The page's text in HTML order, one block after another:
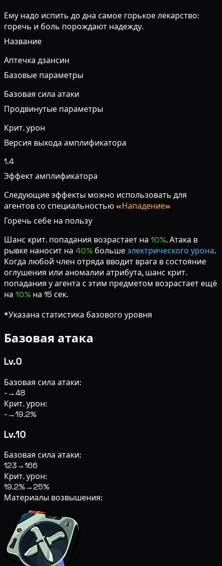
Ему надо испить до дна самое горькое лекарство:
горечь и боль порождают надежду.
Название
Аптечка дзансин
Базовые параметры
Базовая сила атаки
Продвинутые параметры
Крит. урон
Версия выхода амплификатора
1.4
Эффект амплификатора
Следующие эффекты можно использовать для
агентов со специальностью «Нападение»
Горечь себе на пользу
Шанс крит. попадания возрастает на 10%. Атака в
рывке наносит на 40% большеэлектрического урона.
Когда любой член отряда вводит врага в состояние
оглушения или аномалии атрибута, шанс крит.
попадания у агента с этим предметом возрастает ещё
на 10% на 15 сек.
*Указана статистика базового уровня
Базовая атака
Lv.0
Базовая сила атаки:
-→48
Крит. урон:
-→19.2%
Lv.10
Базовая сила атаки:
123→166
Крит. урон:
19.2%→25%
Материалы возвышения: